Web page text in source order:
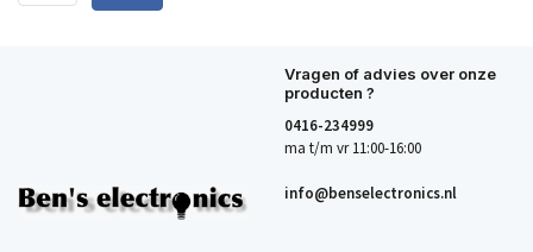
Vragen of advies over onze
producten ?
0416-234999
ma t/m vr 11:00-16:00
info@benselectronics.nl